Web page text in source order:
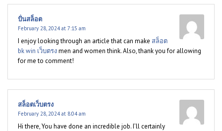
ปั่นสล็อต
February 28, 2024 at 7:15 am
I enjoy looking through an article that can make สล็อต
bk win เว็บตรงmen and women think. Also, thank you for allowing
for me to comment!
สล็อตเว็บตรง
February 28, 2024 at 8:04 am
Hi there, You have done an incredible job. I’ll certainly